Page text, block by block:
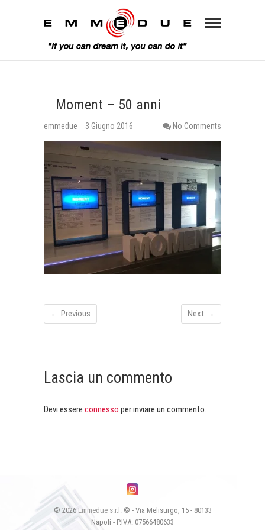
Moment – 50 anni
emmedue 3 Giugno 2016 No Comments
← Previous Next →
Lascia un commento
Devi essere connesso per inviare un commento.
© 2026 Emmedue s.r.l.
© - Via Melisurgo, 15 - 80133
Napoli - P.IVA: 07566480633